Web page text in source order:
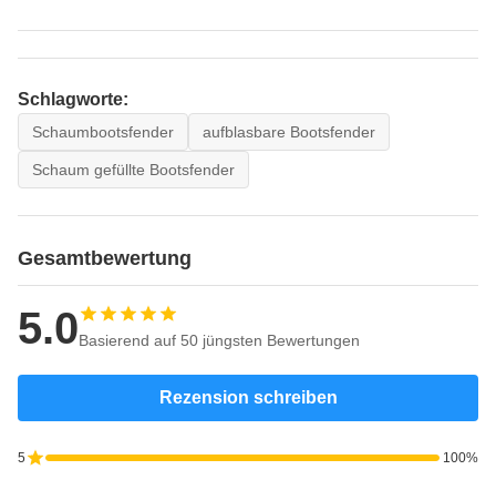
Ø
4500 9000 19650
Schlagworte:
Schaumbootsfender aufblasbare Bootsfender
Schaum gefüllte Bootsfender
Gesamtbewertung
5.0Basierend auf 50 jüngsten Bewertungen
Rezension schreiben
5 100%